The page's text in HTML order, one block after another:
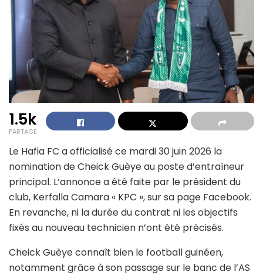
1.5k
PARTAGE
Le Hafia FC a officialisé ce mardi 30 juin 2026 la
nomination de Cheick Guèye au poste d’entraîneur
principal. L’annonce a été faite par le président du
club, Kerfalla Camara « KPC », sur sa page Facebook.
En revanche, ni la durée du contrat ni les objectifs
fixés au nouveau technicien n’ont été précisés.
Cheick Guèye connaît bien le football guinéen,
notamment grâce à son passage sur le banc de l’AS